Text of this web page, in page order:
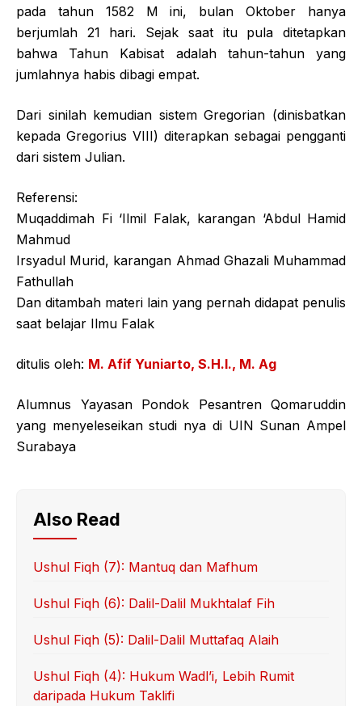
pada tahun 1582 M ini, bulan Oktober hanya
berjumlah 21 hari. Sejak saat itu pula ditetapkan
bahwa Tahun Kabisat adalah tahun-tahun yang
jumlahnya habis dibagi empat.
Dari sinilah kemudian sistem Gregorian (dinisbatkan
kepada Gregorius VIII) diterapkan sebagai pengganti
dari sistem Julian.
Referensi:
Muqaddimah Fi ‘Ilmil Falak, karangan ‘Abdul Hamid
Mahmud
Irsyadul Murid, karangan Ahmad Ghazali Muhammad
Fathullah
Dan ditambah materi lain yang pernah didapat penulis
saat belajar Ilmu Falak
ditulis oleh: M. Afif Yuniarto, S.H.I., M. Ag
Alumnus Yayasan Pondok Pesantren Qomaruddin
yang menyeleseikan studi nya di UIN Sunan Ampel
Surabaya
Also Read
Ushul Fiqh (7): Mantuq dan Mafhum
Ushul Fiqh (6): Dalil-Dalil Mukhtalaf Fih
Ushul Fiqh (5): Dalil-Dalil Muttafaq Alaih
Ushul Fiqh (4): Hukum Wadl’i, Lebih Rumit
daripada Hukum Taklifi